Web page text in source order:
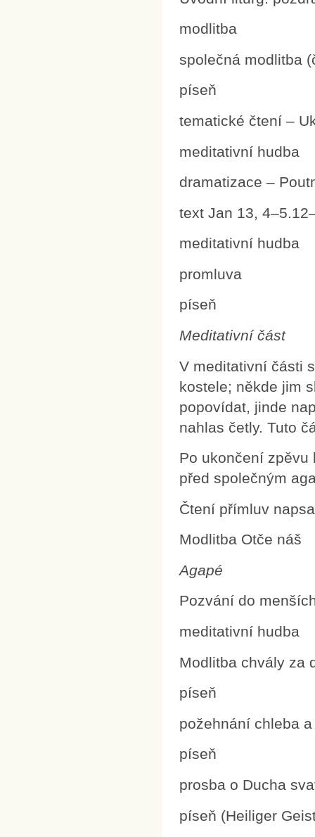
modlitba
společná modlitba
píseň
tematické čtení –
meditativní hudba
dramatizace –
text Jan 13,
meditativní hudba
promluva
píseň
Meditativní část
V meditativní části
kostele; někde jim
popovídat, jinde
nahlas četly. Tuto
Po ukončení zpěvu
před společným
Čtení přímluv
Modlitba Otče náš
Agapé
Pozvání do
meditativní hudba
Modlitba chvály za
píseň
požehnání chleba
píseň
prosba o Ducha
píseň (Heiliger